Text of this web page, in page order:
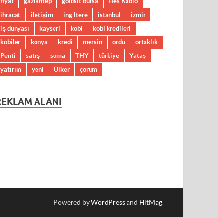
ihracat
iletişim ingiltere istanbul
izmir
iş dünyası
kayseri kobi
kobi kredileri
kobiler
konya kredi mersin ordu
ortaklık
Penti
satış soma THY türkiye
Yataş
yatırım
yeni Ülker çorum
ALANI
Powered byWordPressand HitMag.